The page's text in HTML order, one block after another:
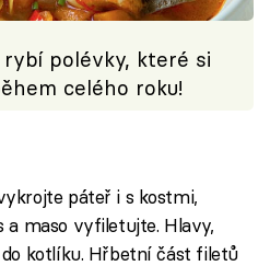
polévky, které si
celého roku!
páteř i s kostmi,
a maso vyfiletujte. Hlavy,
kotlíku. Hřbetní část filetů